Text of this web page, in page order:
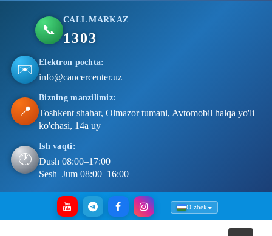
📞
CALL MARKAZ
1303
✉️ Elektron pochta:
info@cancercenter.uz
📍
Bizning manzilimiz:
Toshkent shahar, Olmazor tumani, Avtomobil halqa yo'li
ko'chasi, 14a uy
🕐
Ish vaqti:
Dush 08:00–17:00
Sesh–Jum 08:00–16:00
Oʻzbek